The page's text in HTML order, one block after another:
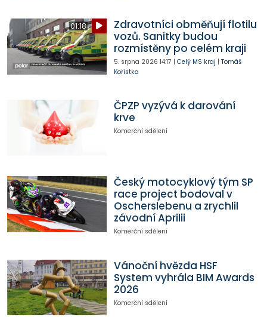
01:18
Zdravotníci obměňují flotilu
vozů. Sanitky budou
rozmístěny po celém kraji
5. srpna 2026 14:17 | Celý MS kraj | Tomáš
Kořistka
ČPZP vyzývá k darování
krve
Komerční sdělení
Český motocyklový tým SP
race project bodoval v
Oscherslebenu a zrychlil
závodní Aprilii
Komerční sdělení
Vánoční hvězda HSF
System vyhrála BIM Awards
2026
Komerční sdělení